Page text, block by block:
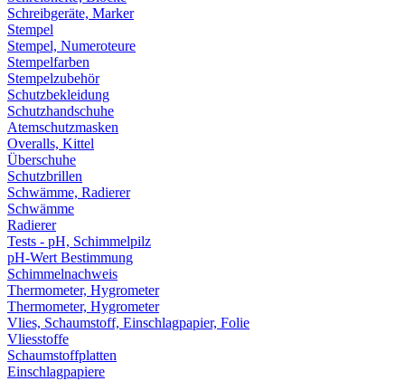
Schreibgeräte, Marker
Stempel
Stempel, Numeroteure
Stempelfarben
Stempelzubehör
Schutzbekleidung
Schutzhandschuhe
Atemschutzmasken
Overalls, Kittel
Überschuhe
Schutzbrillen
Schwämme, Radierer
Schwämme
Radierer
Tests - pH, Schimmelpilz
pH-Wert Bestimmung
Schimmelnachweis
Thermometer, Hygrometer
Thermometer, Hygrometer
Vlies, Schaumstoff, Einschlagpapier, Folie
Vliesstoffe
Schaumstoffplatten
Einschlagpapiere